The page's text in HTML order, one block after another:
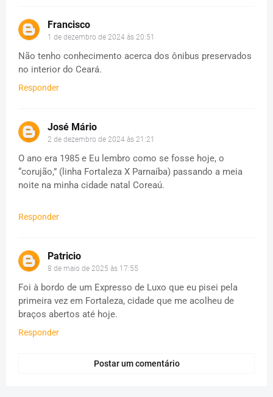
Francisco
1 de dezembro de 2024 às 20:51
Não tenho conhecimento acerca dos ônibus preservados
no interior do Ceará.
Responder
José Mário
2 de dezembro de 2024 às 21:21
O ano era 1985 e Eu lembro como se fosse hoje, o
“corujão,” (linha Fortaleza X Parnaíba) passando a meia
noite na minha cidade natal Coreaú.
Responder
Patricio
8 de maio de 2025 às 17:55
Foi à bordo de um Expresso de Luxo que eu pisei pela
primeira vez em Fortaleza, cidade que me acolheu de
braços abertos até hoje.
Responder
Postar um comentário